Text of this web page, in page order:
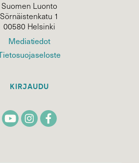
Suomen Luonto
Sörnäistenkatu 1
00580 Helsinki
Mediatiedot
KIRJAUDU